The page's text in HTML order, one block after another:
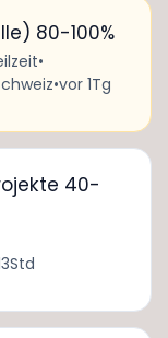
80-100%
•
•vor 1Tg
40-